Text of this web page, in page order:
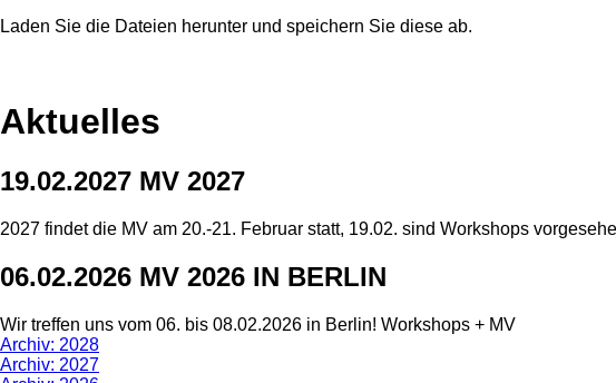
Laden Sie die Dateien herunter und speichern Sie diese ab.
Aktuelles
19.02.2027 MV 2027
2027 findet die MV am 20.-21. Februar statt, 19.02. sind Workshops
06.02.2026 MV 2026 IN BERLIN
Wir treffen uns vom 06. bis 08.02.2026 in Berlin! Workshops + MV
Archiv: 2028
Archiv: 2027